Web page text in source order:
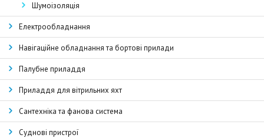
Шумоізоляція
Електрообладнання
Навігаційне обладнання та бортові прилади
Палубне приладдя
Приладдя для вітрильних яхт
Сантехніка та фанова система
Суднові пристрої